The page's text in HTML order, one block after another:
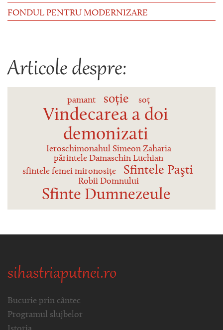
FONDUL PENTRU MODERNIZARE
Articole despre:
pamant soție soț
Vindecarea a doi
demonizati
Ieroschimonahul Simeon Zaharia
părintele Damaschin Luchian
sfintele femei mironosițe
Sfintele Paşti
Robii Domnului
Sfinte Dumnezeule
sihastriaputnei.ro
Bucurie prin cântec
Programul slujbelor